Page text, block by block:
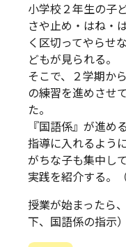
小学校２年生の子
さや止め・はね・
く区切ってやらせ
どもが見られる。
そこで、２学期か
の練習を進めさせ
た。
『国語係』が進め
指導に入れるよう
がちな子も集中し
実践を紹介する。
授業が始まったら
下、国語係の指示）